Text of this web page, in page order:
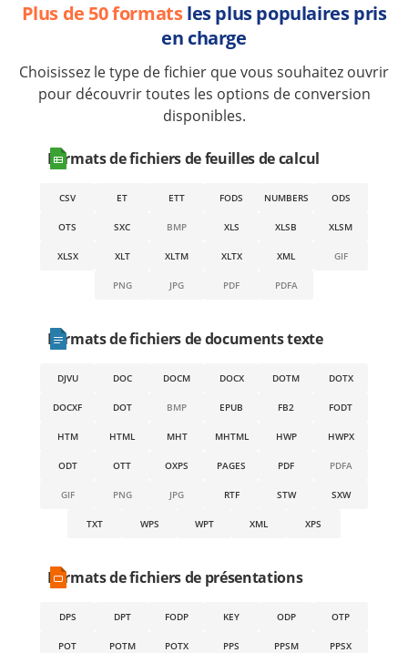
Plus de 50 formatsles plus populaires pris
en charge
Choisissez le type de fichier que vous souhaitez ouvrir
pour découvrir toutes les options de conversion
disponibles.
Formats de fichiers de feuilles de calcul
CSV ET ETT FODS NUMBERS ODS
OTS SXC BMP XLS XLSB XLSM
XLSX XLT XLTM XLTX XML GIF
PNG JPG PDF PDFA
Formats de fichiers de documents texte
DJVU DOC DOCM DOCX DOTM DOTX
DOCXF DOT BMP EPUB FB2 FODT
HTM HTML MHT MHTML HWP HWPX
ODT OTT OXPS PAGES PDF PDFA
GIF PNG JPG RTF STW SXW
TXT WPS WPT XML XPS
Formats de fichiers de présentations
DPS DPT FODP KEY ODP OTP
POT POTM POTX PPS PPSM PPSX